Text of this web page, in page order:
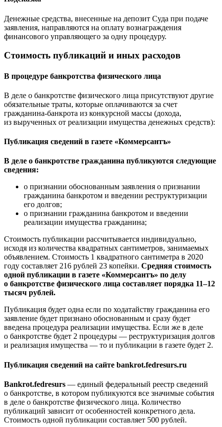
Денежные средства, внесенные на депозит Суда при подаче
заявления, направляются на оплату вознаграждения
финансового управляющего за одну процедуру.
Стоимость публикаций и иных расходов
В процедуре банкротства физического лица
В деле о банкротстве физического лица присутствуют другие
обязательные траты, которые оплачиваются за счет
гражданина-банкрота из конкурсной массы (дохода,
из вырученных от реализации имущества денежных средств):
Публикация сведений в газете «Коммерсантъ»
В деле о банкротстве гражданина публикуются следующие
сведения:
о признании обоснованным заявления о признании
гражданина банкротом и введении реструктуризации
его долгов;
о признании гражданина банкротом и введении
реализации имущества гражданина;
Стоимость публикации рассчитывается индивидуально,
исходя из количества квадратных сантиметров, занимаемых
объявлением. Стоимость 1 квадратного сантиметра в 2020
году составляет 216 рублей 23 копейки. Средняя стоимость
одной публикации в газете «Коммерсантъ» по делу
о банкротстве физического лица составляет порядка 11–12
тысяч рублей.
Публикация будет одна если по ходатайству гражданина его
заявление будет признано обоснованным и сразу будет
введена процедура реализации имущества. Если же в деле
о банкротстве будет 2 процедуры — реструктуризация долгов
и реализация имущества — то и публикации в газете будет 2.
Публикация сведений на сайте bankrot.fedresurs.ru
Bankrot.fedresurs — единый федеральный реестр сведений
о банкротстве, в котором публикуются все значимые события
в деле о банкротстве физического лица. Количество
публикаций зависит от особенностей конкретного дела.
Стоимость одной публикации составляет 500 рублей.